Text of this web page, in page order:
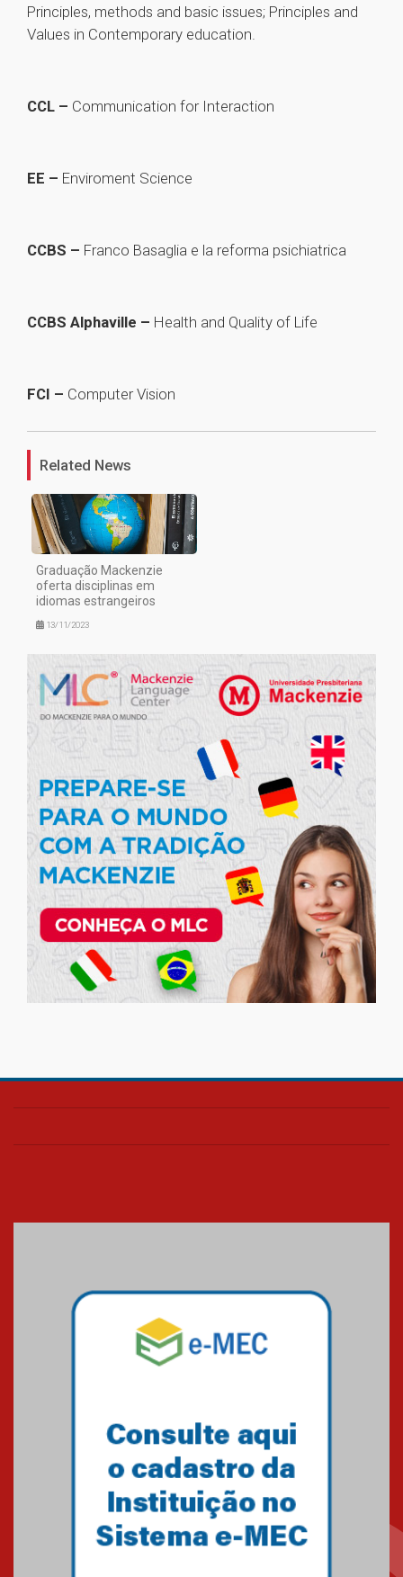
Principles, methods and basic issues; Principles and
Values in Contemporary education.
CCL – Communication for Interaction
EE – Enviroment Science
CCBS – Franco Basaglia e la reforma psichiatrica
CCBS Alphaville – Health and Quality of Life
FCI – Computer Vision
Related News
Graduação Mackenzie
oferta disciplinas em
idiomas estrangeiros
13/11/2023